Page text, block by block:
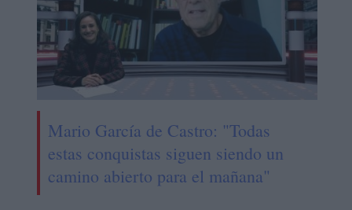
Mario García de Castro: "Todas
estas conquistas siguen siendo un
camino abierto para el mañana"